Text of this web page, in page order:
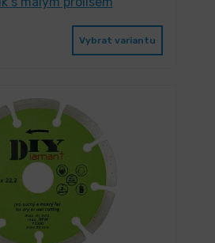
Vybrat variantu